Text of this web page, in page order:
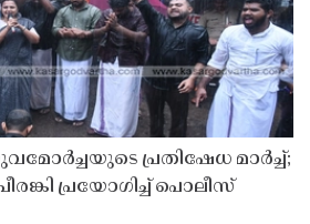
പ്രതിഷേധ മാർച്ച്;
പ്രയോഗിച്ച് പൊലീസ്